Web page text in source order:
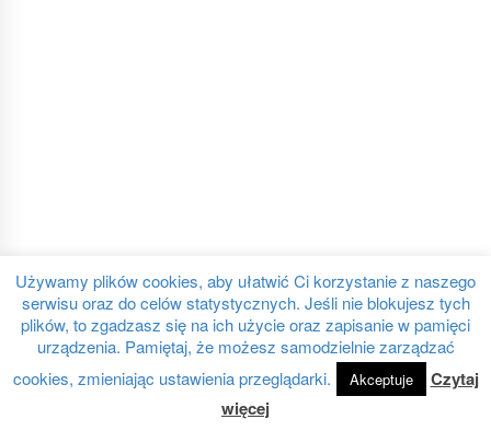
Używamy plików cookies, aby ułatwić Ci korzystanie z naszego
serwisu oraz do celów statystycznych. Jeśli nie blokujesz tych
plików, to zgadzasz się na ich użycie oraz zapisanie w pamięci
urządzenia. Pamiętaj, że możesz samodzielnie zarządzać
cookies, zmieniając ustawienia przeglądarki.
Akceptuje
Czytaj
więcej